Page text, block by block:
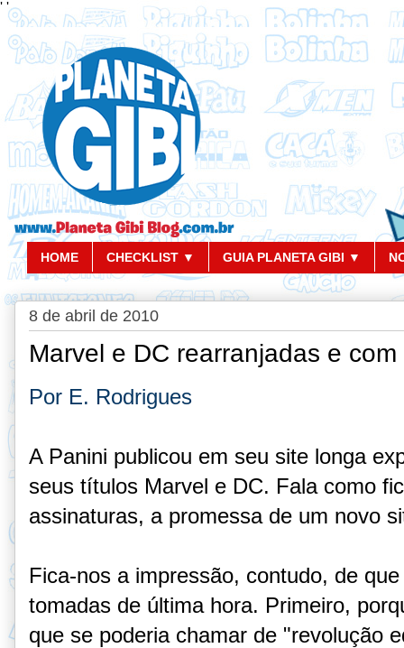
' '
HOME CHECKLIST ▼ GUIA PLANETA GIBI ▼
8 de abril de 2010
Marvel e DC rearranjadas e
Por E. Rodrigues
A Panini publicou em seu site longa
seus títulos Marvel e DC. Fala como
assinaturas, a promessa de um novo
Fica-nos a impressão, contudo, de
tomadas de última hora. Primeiro,
que se poderia chamar de "revolução